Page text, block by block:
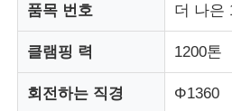
품목 번호 더 나은
클램핑 력 1200톤
회전하는 직경 Φ1360